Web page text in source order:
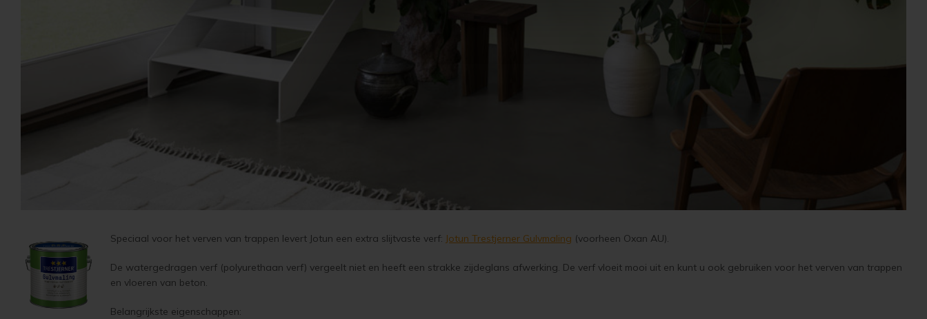
Speciaal voor het verven van trappen levert Jotun een extra slijtvaste verf: Jotun Trestjerner Gulvmaling (voorheen Oxan AU).
De watergedragen verf (polyurethaan verf) vergeelt niet en heeft een strakke zijdeglans afwerking. De verf vloeit mooi uit en kunt u ook gebruiken voor het verven van trappen
en vloeren van beton.
Belangrijkste eigenschappen: